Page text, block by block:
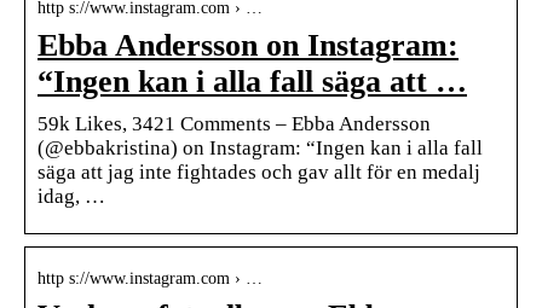
http s://www.instagram.com › …
Ebba Andersson on Instagram:
“Ingen kan i alla fall säga att …
59k Likes, 3421 Comments – Ebba Andersson
(@ebbakristina) on Instagram: “Ingen kan i alla fall
säga att jag inte fightades och gav allt för en medalj
idag, …
http s://www.instagram.com › …